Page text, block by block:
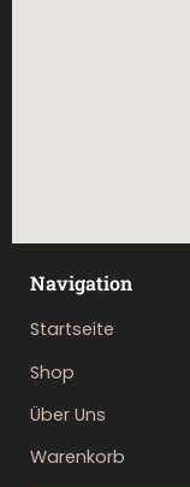
Navigation
Startseite
Shop
Über Uns
Warenkorb